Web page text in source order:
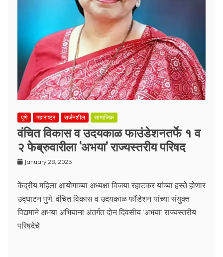
पुणे महाराष्ट्र सर्जनशील सामाजिक
वंचित विकास व उदयकाळ फाउंडेशनतर्फे १ व
२ फेब्रुवारीला ‘अभया’ राज्यस्तरीय परिषद
January 28, 2025
केंद्रीय महिला आयोगाच्या अध्यक्षा विजया रहाटकर यांच्या हस्ते होणार
उद्घाटन पुणे: वंचित विकास व उदयकाळ फौंडेशन यांच्या संयुक्त
विद्यमाने अभया अभियाना अंतर्गत दोन दिवसीय ‘अभया’ राज्यस्तरीय
परिषदेचे